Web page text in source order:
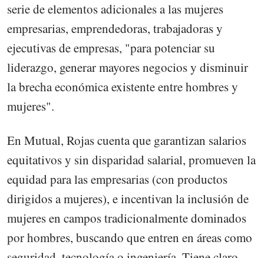
serie de elementos adicionales a las mujeres
empresarias, emprendedoras, trabajadoras y
ejecutivas de empresas, "para potenciar su
liderazgo, generar mayores negocios y disminuir
la brecha económica existente entre hombres y
mujeres".
En Mutual, Rojas cuenta que garantizan salarios
equitativos y sin disparidad salarial, promueven la
equidad para las empresarias (con productos
dirigidos a mujeres), e incentivan la inclusión de
mujeres en campos tradicionalmente dominados
por hombres, buscando que entren en áreas como